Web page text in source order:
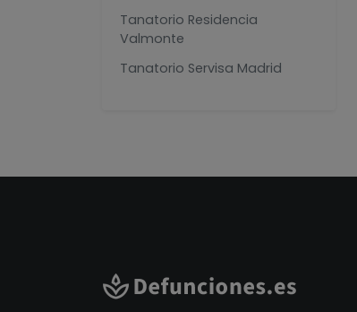
Tanatorio Residencia
Valmonte
Tanatorio Servisa Madrid